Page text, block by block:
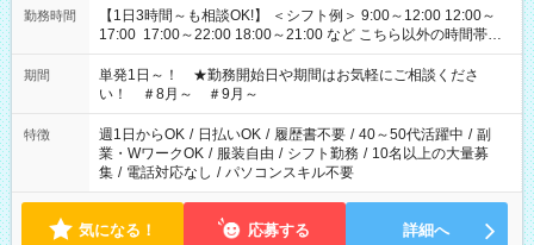
勤務時間
【1日3時間～も相談OK!】 ＜シフト例＞ 9:00～12:00 12:00～
17:00 17:00～22:00 18:00～21:00 など こちら以外の時間帯も
お気軽にご相談ください！
期間
単発1日～！ ★勤務開始日や期間はお気軽にご相談くださ
い！ ＃8月～ ＃9月～
特徴 週1日からOK / 日払いOK / 履歴書不要 / 40～50代活躍中 / 副
業・WワークOK / 服装自由 / シフト勤務 / 10名以上の大量募
集 / 電話対応なし / パソコンスキル不要
気になる！ 応募する 詳細へ